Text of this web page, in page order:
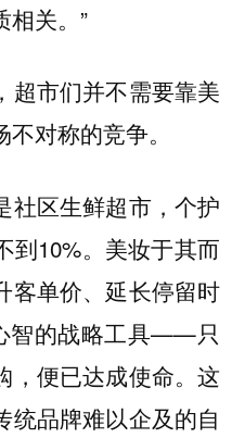
相关。”
超市们并不需要靠美
对称的竞争。
社区生鲜超市，个护
到10%。美妆于其而
客单价、延长停留时
智的战略工具——只
，便已达成使命。这
统品牌难以企及的自